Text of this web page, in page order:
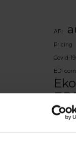
API
Pricing
Covid-19
EDI